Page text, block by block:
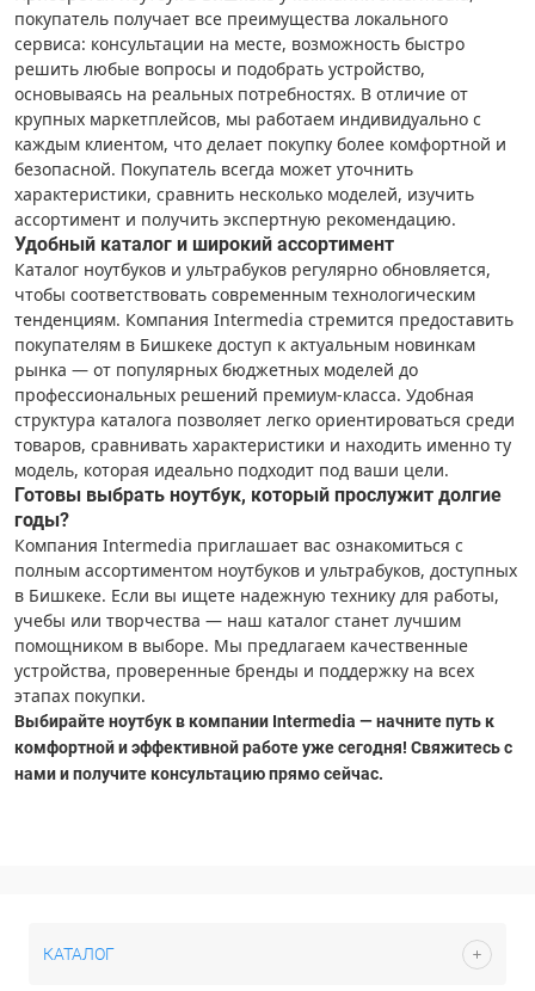
покупатель получает все преимущества локального
сервиса: консультации на месте, возможность быстро
решить любые вопросы и подобрать устройство,
основываясь на реальных потребностях. В отличие от
крупных маркетплейсов, мы работаем индивидуально с
каждым клиентом, что делает покупку более комфортной и
безопасной. Покупатель всегда может уточнить
характеристики, сравнить несколько моделей, изучить
ассортимент и получить экспертную рекомендацию.
Удобный каталог и широкий ассортимент
Каталог ноутбуков и ультрабуков регулярно обновляется,
чтобы соответствовать современным технологическим
тенденциям. Компания Intermedia стремится предоставить
покупателям в Бишкеке доступ к актуальным новинкам
рынка — от популярных бюджетных моделей до
профессиональных решений премиум-класса. Удобная
структура каталога позволяет легко ориентироваться среди
товаров, сравнивать характеристики и находить именно ту
модель, которая идеально подходит под ваши цели.
Готовы выбрать ноутбук, который прослужит долгие
годы?
Компания Intermedia приглашает вас ознакомиться с
полным ассортиментом ноутбуков и ультрабуков, доступных
в Бишкеке. Если вы ищете надежную технику для работы,
учебы или творчества — наш каталог станет лучшим
помощником в выборе. Мы предлагаем качественные
устройства, проверенные бренды и поддержку на всех
этапах покупки.
Выбирайте ноутбук в компании Intermedia — начните путь к
комфортной и эффективной работе уже сегодня! Свяжитесь с
нами и получите консультацию прямо сейчас.
КАТАЛОГ